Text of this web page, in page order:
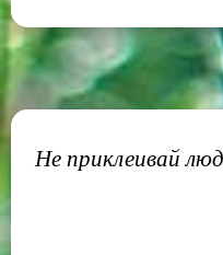
Не приклеивай